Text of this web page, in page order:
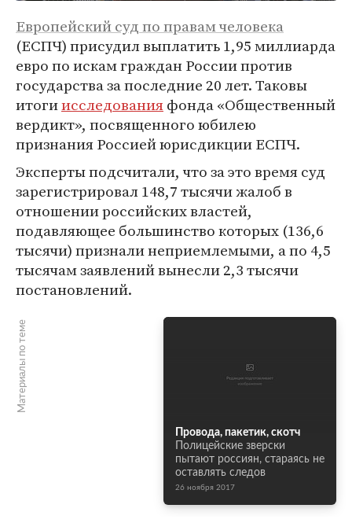
Европейский суд по правам человека
(ЕСПЧ) присудил выплатить 1,95 миллиарда
евро по искам граждан России против
государства за последние 20 лет. Таковы
итогиисследованияфонда «Общественный
вердикт», посвященного юбилею
признания Россией юрисдикции ЕСПЧ.
Эксперты подсчитали, что за это время суд
зарегистрировал 148,7 тысячи жалоб в
отношении российских властей,
подавляющее большинство которых (136,6
тысячи) признали неприемлемыми, а по 4,5
тысячам заявлений вынесли 2,3 тысячи
постановлений.
Материалы по теме
Провода, пакетик, скотч
Полицейские зверски
пытают россиян, стараясь не
оставлять следов
26 ноября 2017